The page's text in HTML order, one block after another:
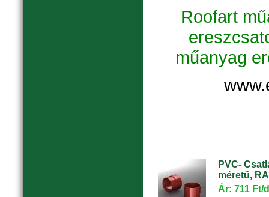
Roofart
műanyag
PVC-
méretű,
Ár: 711 Ft/